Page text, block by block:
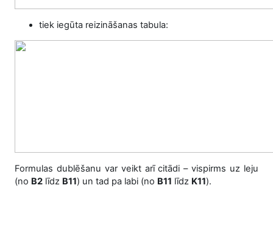
tiek iegūta reizināšanas tabula:
Formulas dublēšanu var veikt arī citādi – vispirms uz leju
(no B2 līdz B11) un tad pa labi (no B11 līdz K11).